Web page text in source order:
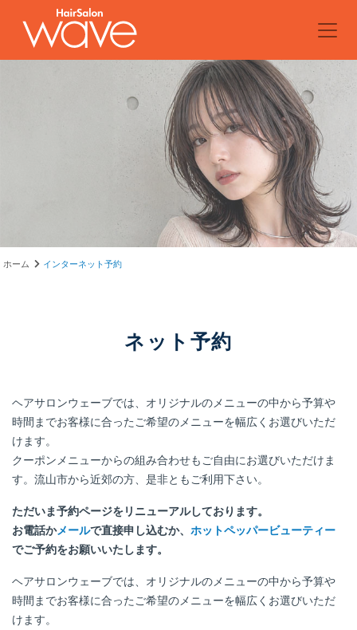
ホーム インターネット予約
ネット予約
ヘアサロンウェーブでは、オリジナルのメニューの中から予算や
時間までお客様に合ったご希望のメニューを幅広くお選びいただ
けます。
クーポンメニューからの組み合わせもご自由にお選びいただけま
す。流山市から近郊の方、是非ともご利用下さい。
ただいま予約ページをリニューアルしております。
お電話かメールで直接申し込むか、 ホットペッパービューティー
でご予約をお願いいたします。
ヘアサロンウェーブでは、オリジナルのメニューの中から予算や
時間までお客様に合ったご希望のメニューを幅広くお選びいただ
けます。